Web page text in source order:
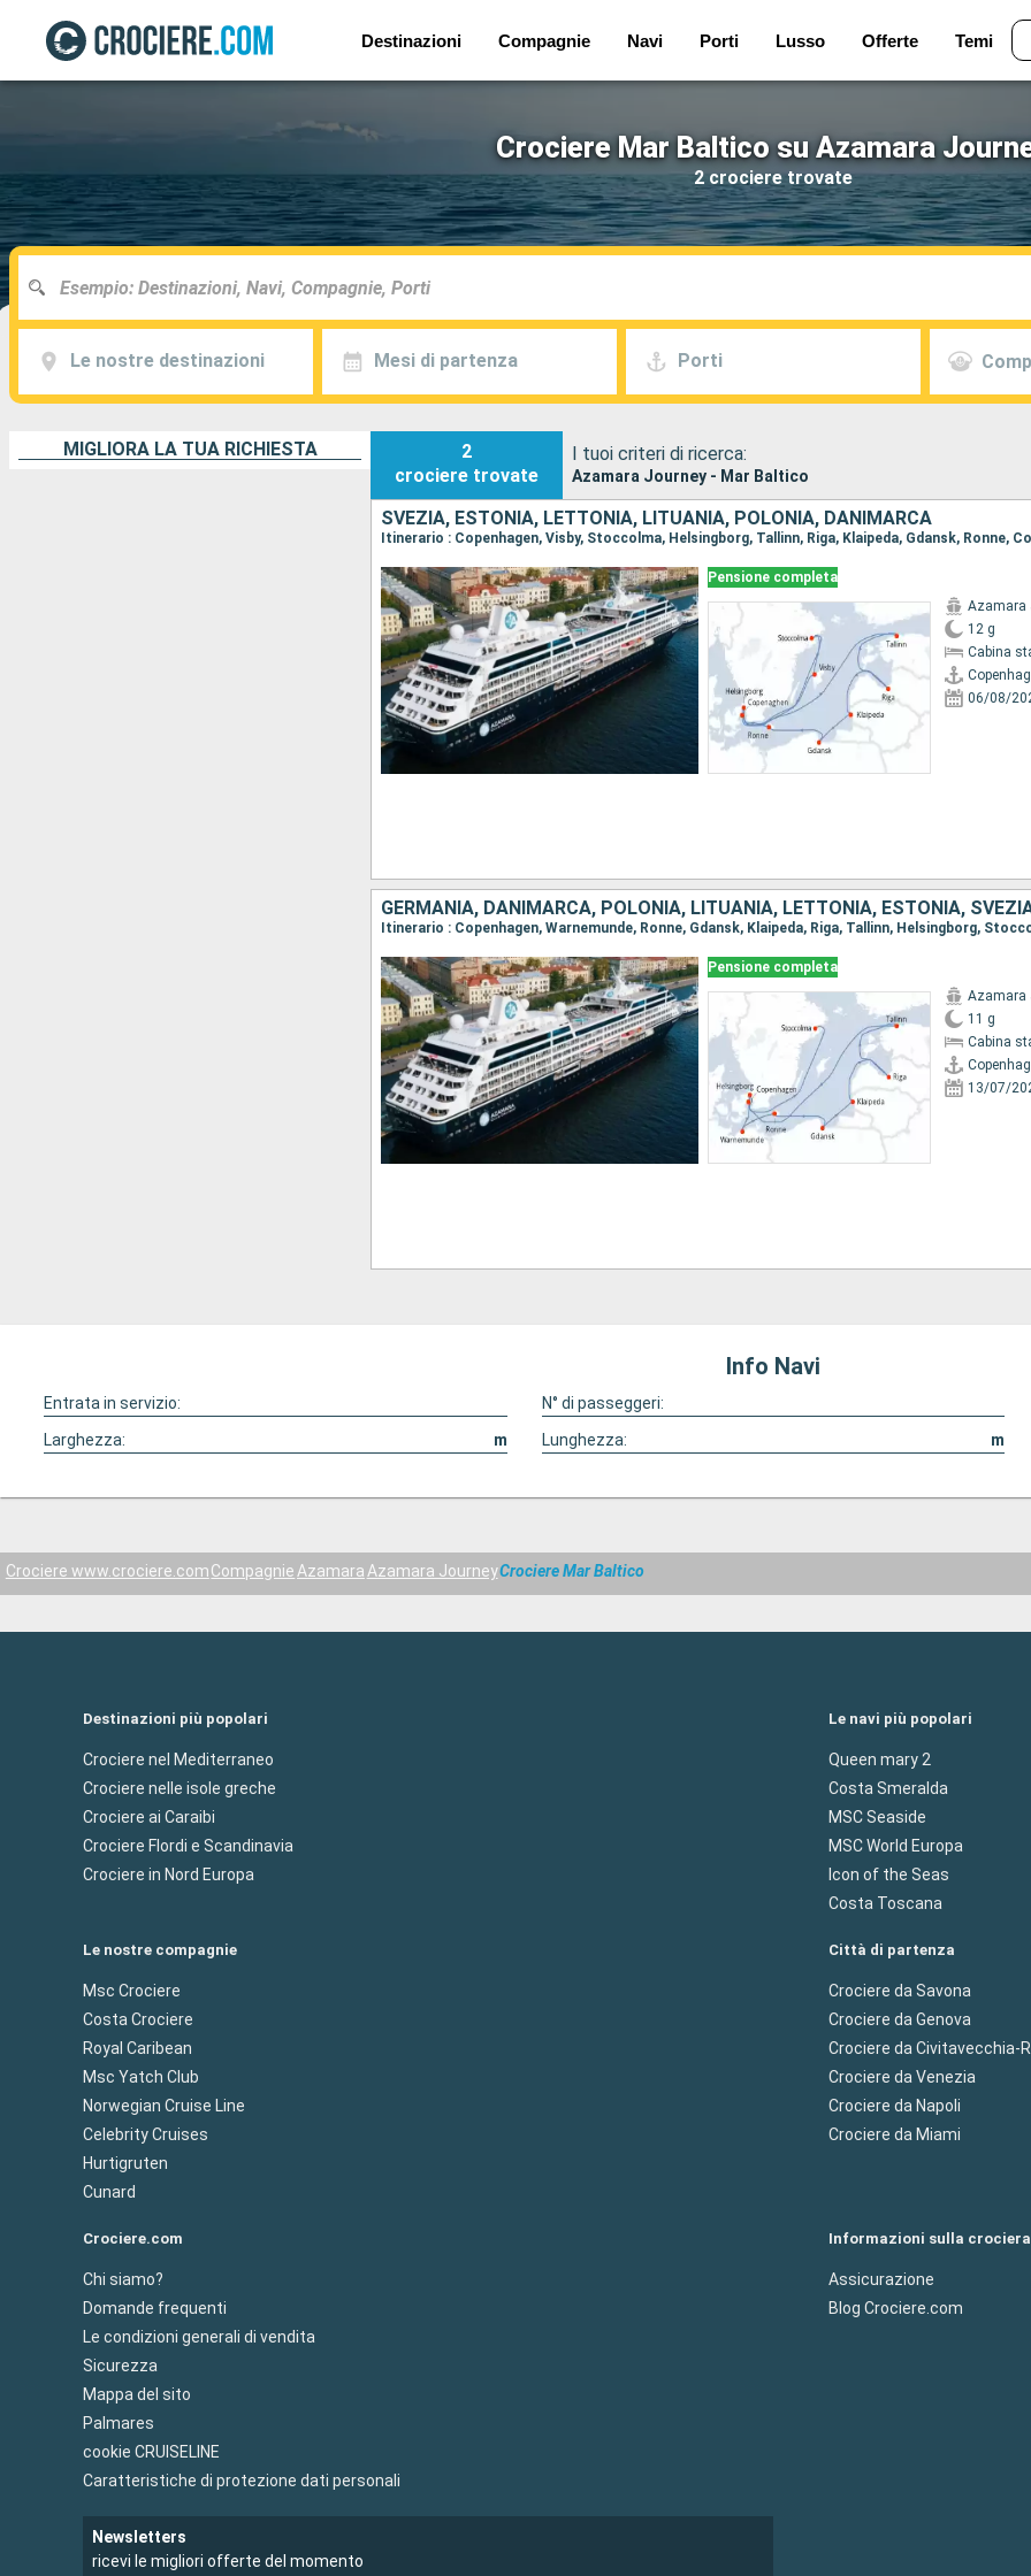
Destinazioni Compagnie Navi Porti Lusso Offerte Temi
Crociere Mar Baltico su Azamara
2 crociere trovate
Le nostre destinazioni Mesi di partenza Porti
MIGLIORA LA TUA RICHIESTA
2
crociere trovate
I tuoi criteri di ricerca:
Azamara Journey - Mar Baltico
SVEZIA, ESTONIA, LETTONIA, LITUANIA, POLONIA, DANIMARCA
Itinerario : Copenhagen, Visby, Stoccolma, Helsingborg, Tallinn, Riga, Klaipeda, Gdansk, Ronne,
Pensione completa
Azamara
12 g
Cabina
06/08/
GERMANIA, DANIMARCA, POLONIA, LITUANIA, LETTONIA, ESTONIA,
Itinerario : Copenhagen, Warnemunde, Ronne, Gdansk, Klaipeda, Riga, Tallinn, Helsingborg,
Pensione completa
Azamara
11 g
Cabina
13/07/
Info Navi
Entrata in servizio: N° di passeggeri:
Larghezza:
m Lunghezza: m
Crociere www.crociere.comCompagnieAzamaraAzamara JourneyCrociere Mar Baltico
Destinazioni più popolari
Crociere nel Mediterraneo
Crociere nelle isole greche
Crociere ai Caraibi
Crociere Flordi e Scandinavia
Crociere in Nord Europa
Le navi più popolari
Queen mary 2
Costa Smeralda
MSC Seaside
MSC World Europa
Icon of the Seas
Costa Toscana
Le nostre compagnie
Msc Crociere
Costa Crociere
Royal Caribean
Msc Yatch Club
Norwegian Cruise Line
Celebrity Cruises
Hurtigruten
Cunard
Città di partenza
Crociere da Savona
Crociere da Genova
Crociere da Civitavecchia-
Crociere da Venezia
Crociere da Napoli
Crociere da Miami
Crociere.com
Chi siamo?
Domande frequenti
Le condizioni generali di vendita
Sicurezza
Mappa del sito
Palmares
cookie CRUISELINE
Caratteristiche di protezione dati personali
Informazioni sulla crociera
Assicurazione
Blog Crociere.com
Newsletters
ricevi le migliori offerte del momento